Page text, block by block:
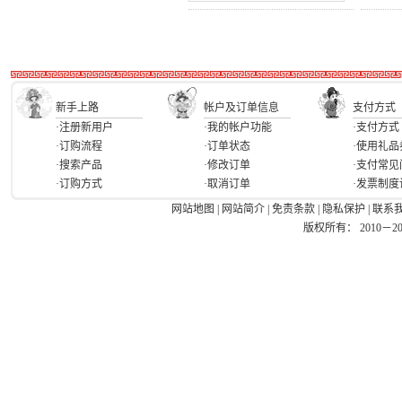
新手上路 帐户及订单信息
支付方式
·注册新用户
·订购流程
·搜索产品
·订购方式
·我的帐户功能
·订单状态
·修改订单
·取消订单
·支付方式
·使用礼品
·支付常
·发票制
网站地图
网站简介 免责条款 隐私保护
联系
版权所有： 2010－